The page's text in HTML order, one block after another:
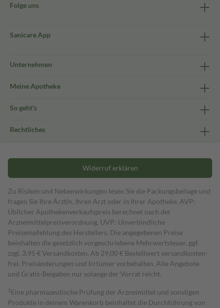
Folge uns
Sanicare App
Unternehmen
Meine Apotheke
So geht's
Rechtliches
Widerruf erklären
Zu Risiken und Nebenwirkungen lesen Sie die Packungsbeilage und
fragen Sie Ihre Ärztin, Ihren Arzt oder in Ihrer Apotheke. AVP:
Üblicher Apothekenverkaufspreis berechnet nach der
Arzneimittelpreisverordnung. UVP: Unverbindliche
Preisempfehlung des Herstellers. Die angegebenen Preise
beinhalten die gesetzlich vorgeschriebene Mehrwertsteuer, ggf.
zzgl. 3,95 € Versandkosten. Ab 29,00 € Bestell­wert versand­kosten­
frei. Preisänderungen und Irrtümer vorbehalten. Alle Angebote
und Gratis-Beigaben nur solange der Vorrat reicht.
1 Eine pharmazeutische Prüfung der Arzneimittel und sonstigen
Produkte in deinem Warenkorb beinhaltet die Durchführung von